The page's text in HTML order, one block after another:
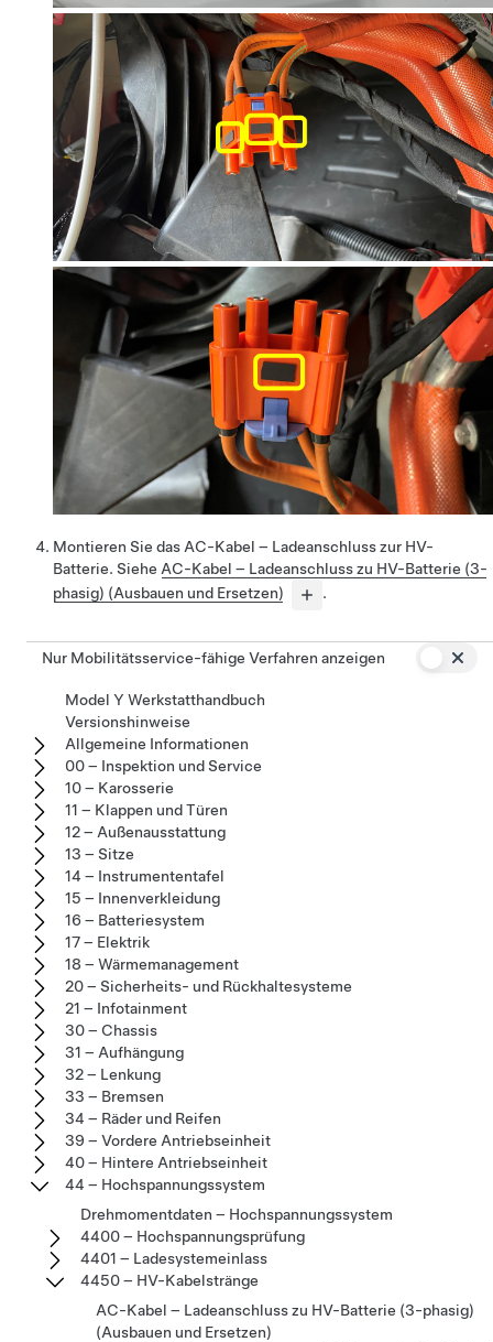
Montieren Sie das AC-Kabel – Ladeanschluss zur HV-
Batterie. Siehe AC-Kabel – Ladeanschluss zu HV-Batterie (3-
phasig) (Ausbauen und Ersetzen)
.
Nur Mobilitätsservice-fähige Verfahren anzeigen
Model Y Werkstatthandbuch
Versionshinweise
Allgemeine Informationen
00 – Inspektion und Service
10 – Karosserie
11 – Klappen und Türen
12 – Außenausstattung
13 – Sitze
14 – Instrumententafel
15 – Innenverkleidung
16 – Batteriesystem
17 – Elektrik
18 – Wärmemanagement
20 – Sicherheits- und Rückhaltesysteme
21 – Infotainment
30 – Chassis
31 – Aufhängung
32 – Lenkung
33 – Bremsen
34 – Räder und Reifen
39 – Vordere Antriebseinheit
40 – Hintere Antriebseinheit
44 – Hochspannungssystem
Drehmomentdaten – Hochspannungssystem
4400 – Hochspannungsprüfung
4401 – Ladesystemeinlass
4450 – HV-Kabelstränge
AC-Kabel – Ladeanschluss zu HV-Batterie (3-phasig)
(Ausbauen und Ersetzen)